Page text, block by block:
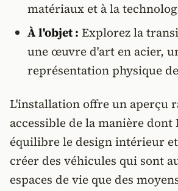
matériaux et à la
À l'objet : Explorez la
une œuvre d'art en acier,
représentation physique
L'installation offre un aperçu
accessible de la manière dont
équilibre le design intérieur
créer des véhicules qui sont
espaces de vie que des